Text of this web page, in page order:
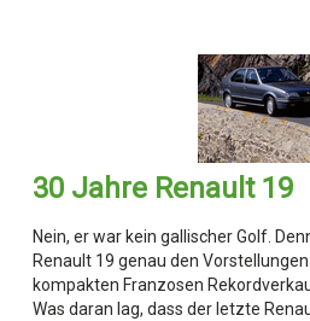
30 Jahre Renault 19
Nein, er war kein gallischer Golf.
Renault 19 genau den
kompakten Franzosen
Was daran lag, dass der letzte